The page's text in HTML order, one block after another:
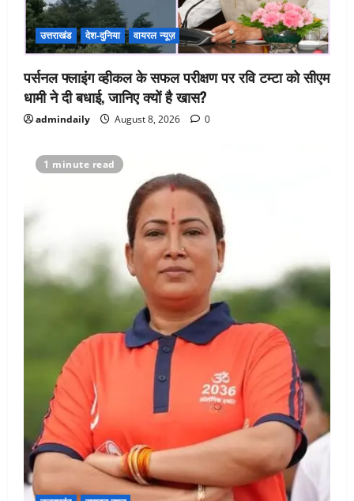
उत्तराखंड देश-दुनिया वायरल न्यूज़
पर्सनल फ्लाइंग व्हीकल के सफल परीक्षण पर रवि टम्टा को सीएम
धामी ने दी बधाई, जानिए क्यों है खास?
admindaily August 8, 2026 0
1 minute read